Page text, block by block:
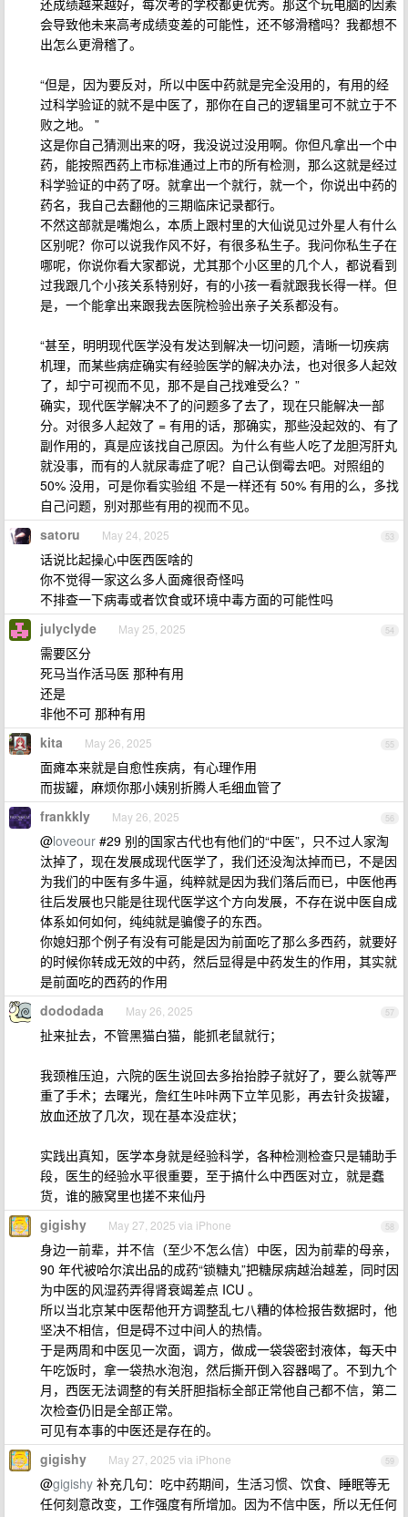
还成绩越来越好，每次考的学校都更优秀。那这个玩电脑的因素
会导致他未来高考成绩变差的可能性，还不够滑稽吗？我都想不
出怎么更滑稽了。
“但是，因为要反对，所以中医中药就是完全没用的，有用的经
过科学验证的就不是中医了，那你在自己的逻辑里可不就立于不
败之地。 ”
这是你自己猜测出来的呀，我没说过没用啊。你但凡拿出一个中
药，能按照西药上市标准通过上市的所有检测，那么这就是经过
科学验证的中药了呀。就拿出一个就行，就一个，你说出中药的
药名，我自己去翻他的三期临床记录都行。
不然这部就是嘴炮么，本质上跟村里的大仙说见过外星人有什么
区别呢？你可以说我作风不好，有很多私生子。我问你私生子在
哪呢，你说你看大家都说，尤其那个小区里的几个人，都说看到
过我跟几个小孩关系特别好，有的小孩一看就跟我长得一样。但
是，一个能拿出来跟我去医院检验出亲子关系都没有。
“甚至，明明现代医学没有发达到解决一切问题，清晰一切疾病
机理，而某些病症确实有经验医学的解决办法，也对很多人起效
了，却宁可视而不见，那不是自己找难受么？”
确实，现代医学解决不了的问题多了去了，现在只能解决一部
分。对很多人起效了 = 有用的话，那确实，那些没起效的、有了
副作用的，真是应该找自己原因。为什么有些人吃了龙胆泻肝丸
就没事，而有的人就尿毒症了呢？自己认倒霉去吧。对照组的
50% 没用，可是你看实验组 不是一样还有 50% 有用的么，多找
自己问题，别对那些有用的视而不见。
53
satoru May 24, 2025
话说比起操心中医西医啥的
你不觉得一家这么多人面瘫很奇怪吗
不排查一下病毒或者饮食或环境中毒方面的可能性吗
54
julyclyde May 25, 2025
需要区分
死马当作活马医 那种有用
还是
非他不可 那种有用
55
kita May 26, 2025
面瘫本来就是自愈性疾病，有心理作用
而拔罐，麻烦你那小姨别折腾人毛细血管了
56
frankkly May 26, 2025
@loveour #29 别的国家古代也有他们的“中医”，只不过人家淘
汰掉了，现在发展成现代医学了，我们还没淘汰掉而已，不是因
为我们的中医有多牛逼，纯粹就是因为我们落后而已，中医他再
往后发展也只能是往现代医学这个方向发展，不存在说中医自成
体系如何如何，纯纯就是骗傻子的东西。
你媳妇那个例子有没有可能是因为前面吃了那么多西药，就要好
的时候你转成无效的中药，然后显得是中药发生的作用，其实就
是前面吃的西药的作用
57
dododada May 26, 2025
扯来扯去，不管黑猫白猫，能抓老鼠就行；
我颈椎压迫，六院的医生说回去多抬抬脖子就好了，要么就等严
重了手术；去曙光，詹红生咔咔两下立竿见影，再去针灸拔罐，
放血还放了几次，现在基本没症状；
实践出真知，医学本身就是经验科学，各种检测检查只是辅助手
段，医生的经验水平很重要，至于搞什么中西医对立，就是蠢
货，谁的腋窝里也搓不来仙丹
58
gigishy May 27, 2025 via iPhone
身边一前辈，并不信（至少不怎么信）中医，因为前辈的母亲，
90 年代被哈尔滨出品的成药“锁糖丸”把糖尿病越治越差，同时因
为中医的风湿药弄得肾衰竭差点 ICU 。
所以当北京某中医帮他开方调整乱七八糟的体检报告数据时，他
坚决不相信，但是碍不过中间人的热情。
于是两周和中医见一次面，调方，做成一袋袋密封液体，每天中
午吃饭时，拿一袋热水泡泡，然后撕开倒入容器喝了。不到九个
月，西医无法调整的有关肝胆指标全部正常他自己都不信，第二
次检查仍旧是全部正常。
可见有本事的中医还是存在的。
59
gigishy May 27, 2025 via iPhone
@gigishy 补充几句：吃中药期间，生活习惯、饮食、睡眠等无
任何刻意改变，工作强度有所增加。因为不信中医，所以无任何